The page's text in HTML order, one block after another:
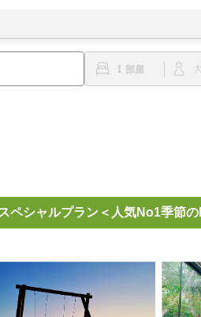
1
ペシャルプラン＜人気No1季節